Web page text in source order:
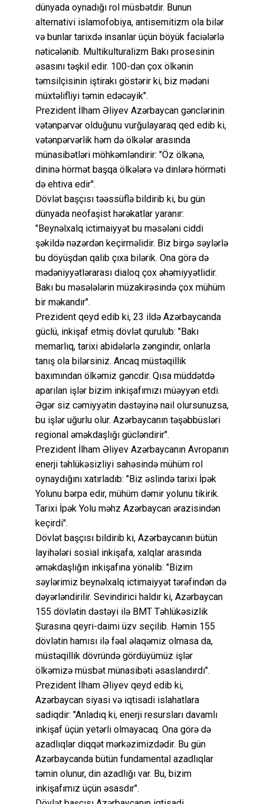
dünyada oynadığı rol müsbətdir. Bunun
alternativi islamofobiya, antisemitizm ola bilər
və bunlar tarixdə insanlar üçün böyük faciələrlə
nəticələnib. Multikulturalizm Bakı prosesinin
əsasını təşkil edir. 100-dən çox ölkənin
təmsilçisinin iştirakı göstərir ki, biz mədəni
müxtəlifliyi təmin edəcəyik".
Prezident İlham Əliyev Azərbaycan gənclərinin
vətənpərvər olduğunu vurğulayaraq qed edib ki,
vətənpərvərlik həm də ölkələr arasında
münasibətləri möhkəmləndirir: "Öz ölkənə,
dininə hörmət başqa ölkələrə və dinlərə hörməti
də ehtiva edir".
Dövlət başçısı təəssüflə bildirib ki, bu gün
dünyada neofaşist hərəkatlar yaranır:
"Beynəlxalq ictimaiyyət bu məsələni ciddi
şəkildə nəzərdən keçirməlidir. Biz birgə səylərlə
bu döyüşdən qalib çıxa bilərik. Ona görə də
mədəniyyətlərarası dialoq çox əhəmiyyətlidir.
Bakı bu məsələlərin müzakirəsində çox mühüm
bir məkandır".
Prezident qeyd edib ki, 23 ildə Azərbaycanda
güclü, inkişaf etmiş dövlət qurulub: "Bakı
memarlıq, tarixi abidələrlə zəngindir, onlarla
tanış ola bilərsiniz. Ancaq müstəqillik
baxımından ölkəmiz gəncdir. Qısa müddətdə
aparılan işlər bizim inkişafımızı müəyyən etdi.
Əgər siz cəmiyyətin dəstəyinə nail olursunuzsa,
bu işlər uğurlu olur. Azərbaycanın təşəbbüsləri
regional əməkdaşlığı gücləndirir".
Prezident İlham Əliyev Azərbaycanın Avropanın
enerji təhlükəsizliyi sahəsində mühüm rol
oynaydığını xatırladıb: "Biz əslində tarixi İpək
Yolunu bərpa edir, mühüm dəmir yolunu tikirik.
Tarixi İpək Yolu məhz Azərbaycan ərazisindən
keçirdi".
Dövlət başçısı bildirib ki, Azərbaycanın bütün
layihələri sosial inkişafa, xalqlar arasında
əməkdaşlığın inkişafına yönəlib: "Bizim
səylərimiz beynəlxalq ictimaiyyət tərəfindən də
dəyərləndirilir. Sevindirici haldır ki, Azərbaycan
155 dövlətin dəstəyi ilə BMT Təhlükəsizlik
Şurasına qeyri-daimi üzv seçilib. Həmin 155
dövlətin hamısı ilə fəal əlaqəmiz olmasa da,
müstəqillik dövründə gördüyümüz işlər
ölkəmizə müsbət münasibəti əsaslandırdı".
Prezident İlham Əliyev qeyd edib ki,
Azərbaycan siyasi və iqtisadi islahatlara
sadiqdir: "Anladıq ki, enerji resursları davamlı
inkişaf üçün yetərli olmayacaq. Ona görə də
azadlıqlar diqqət mərkəzimizdədir. Bu gün
Azərbaycanda bütün fundamental azadlıqlar
təmin olunur, din azadlığı var. Bu, bizim
inkişafımız üçün əsasdır".